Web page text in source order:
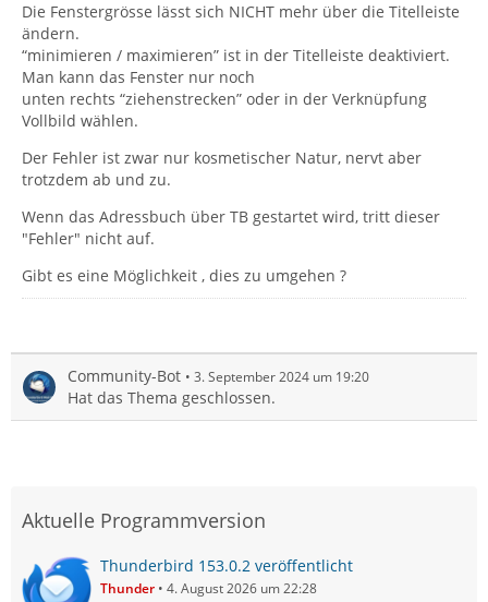
Die Fenstergrösse lässt sich NICHT mehr über die Titelleiste
ändern.
“minimieren / maximieren” ist in der Titelleiste deaktiviert.
Man kann das Fenster nur noch
unten rechts “ziehenstrecken” oder in der Verknüpfung
Vollbild wählen.
Der Fehler ist zwar nur kosmetischer Natur, nervt aber
trotzdem ab und zu.
Wenn das Adressbuch über TB gestartet wird, tritt dieser
"Fehler" nicht auf.
Gibt es eine Möglichkeit , dies zu umgehen ?
Community-Bot 3. September 2024 um 19:20
Hat das Thema geschlossen.
Aktuelle Programmversion
Thunderbird 153.0.2 veröffentlicht
Thunder 4. August 2026 um 22:28